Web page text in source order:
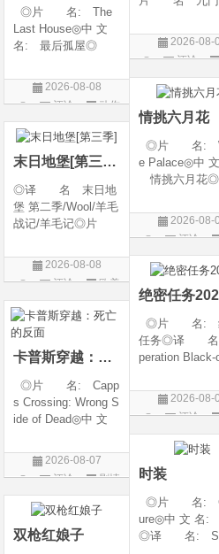
产 地 中国
◎类 别 剧
言 汉语普通
映日期 2026-
2026-08-
评论
◎片 名: The
Last House◎中 文
名: 最后孤屋◎
Eleven Eight One S
even◎年 代: 2
国 / 法国 / 美国◎
类 别: 动作 /
2026-08-08
评论
动作
片
情挑六月花
◎片 名:
e Palace◎中
情挑六月花
道之恋 / 白色
年 代:
类 别: 剧情
情◎语
2026-08-
评论
片
末日地堡[第三季]
◎译 名 末日地
堡 第二季/Wool/羊毛
战记/羊毛记◎片
◎年 代 2024◎
产 地 美国◎
幻 / 悬疑◎语
言 英语◎上映日
2026-08-08
评论
欧美
剧
绝密任务
◎片 名:
任务◎译
peration Black-
&amp;middot;
务◎年 代:
大陆◎类
动作 / 战争 / 犯
2026-08-
评论
片
卡普斯穿越：死亡的反面
◎片 名: Capp
s Crossing: Wrong S
ide of Dead◎中 文
死亡的反面◎年
代: 2026◎产
别: 剧情 / 悬疑 / 惊
悚 / 犯罪◎语
2026-08-07
评论
剧情
片
时装
◎片 名:
ure◎中 文 名:
◎译 名:
双枪红娘子